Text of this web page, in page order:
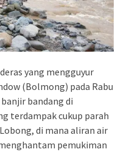
yang mengguyur
(Bolmong) pada Rabu
bandang di
terdampak cukup parah
di mana aliran air
pemukiman